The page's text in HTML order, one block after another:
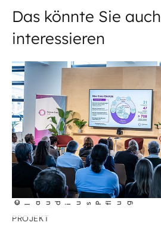
Das könnte Sie auch
interessieren
©
C l
aud i
us P f lug
PROJEKT